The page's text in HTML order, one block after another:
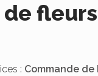
: Commande